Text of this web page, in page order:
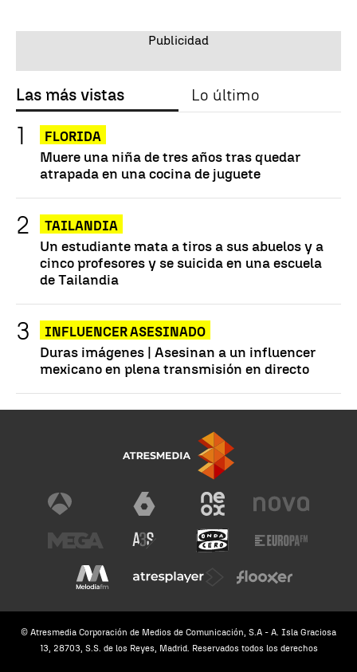
Las más vistas Lo último
FLORIDA
Muere una niña de tres años tras quedar
atrapada en una cocina de juguete
TAILANDIA
Un estudiante mata a tiros a sus abuelos y a
cinco profesores y se suicida en una escuela
de Tailandia
INFLUENCER ASESINADO
Duras imágenes | Asesinan a un influencer
mexicano en plena transmisión en directo
© Atresmedia Corporación de Medios de Comunicación, S.A - A. Isla Graciosa
13, 28703, S.S. de los Reyes, Madrid. Reservados todos los derechos